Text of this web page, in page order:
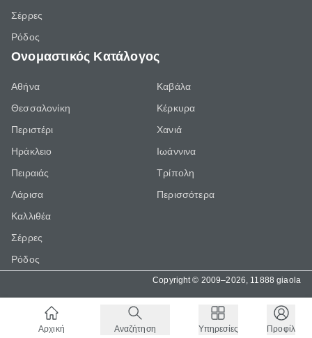
Σέρρες
Ρόδος
Ονομαστικός Κατάλογος
Αθήνα
Θεσσαλονίκη
Περιστέρι
Ηράκλειο
Πειραιάς
Λάρισα
Καλλιθέα
Σέρρες
Ρόδος
Καβάλα
Κέρκυρα
Χανιά
Ιωάννινα
Τρίπολη
Περισσότερα
Copyright © 2009–2026, 11888 giaola
Αρχική Αναζήτηση Υπηρεσίες Προφίλ